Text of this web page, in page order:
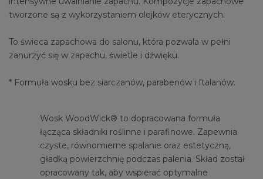
tworzone są z wykorzystaniem olejków eterycznych.
To świeca zapachowa do salonu, która pozwala w pełni
zanurzyć się w zapachu, świetle i dźwięku.
* Formuła wosku bez siarczanów, parabenów i ftalanów.
Wosk WoodWick® to dopracowana formuła
łącząca składniki roślinne i parafinowe. Zapewnia
czyste, równomierne spalanie oraz estetyczną,
gładką powierzchnię podczas palenia. Skład został
opracowany tak, aby wspierać optymalne